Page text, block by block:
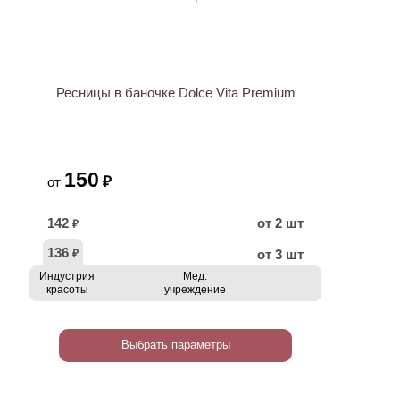
Ресницы в баночке Dolce Vita Premium
от 150 ₽
142 ₽
от 2 шт
136 ₽ от 3 шт
Индустрия
красоты
Мед.
учреждение
Выбрать параметры